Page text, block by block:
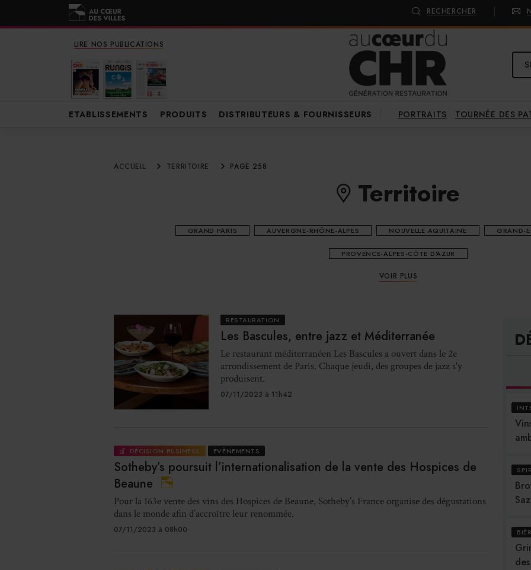
RECHERCHER
LIRE NOS PUBLICATIONS
ETABLISSEMENTS PRODUITS DISTRIBUTEURS & FOURNISSEURS PORTRAITS TOURNÉE DES
ACCUEIL TERRITOIRE PAGE 258
Territoire
GRAND PARIS AUVERGNE-RHÔNE-ALPES NOUVELLE AQUITAINE GRAND-
PROVENCE-ALPES-CÔTE D'AZUR
VOIR PLUS
RESTAURATION
Les Bascules, entre jazz et Méditerranée
Le restaurant méditerranéen Les Bascules a ouvert dans le 2e
arrondissement de Paris. Chaque jeudi, des groupes de jazz s'y
produisent.
07/11/2023 à 11h42
DÉCISION BUSINESS EVÈNEMENTS
Sotheby’s poursuit l’internationalisation de la vente des Hospices de
Beaune
Pour la 163e vente des vins des Hospices de Beaune, Sotheby’s France organise des dégustations
dans le monde afin d’accroître leur renommée.
07/11/2023 à 08h00